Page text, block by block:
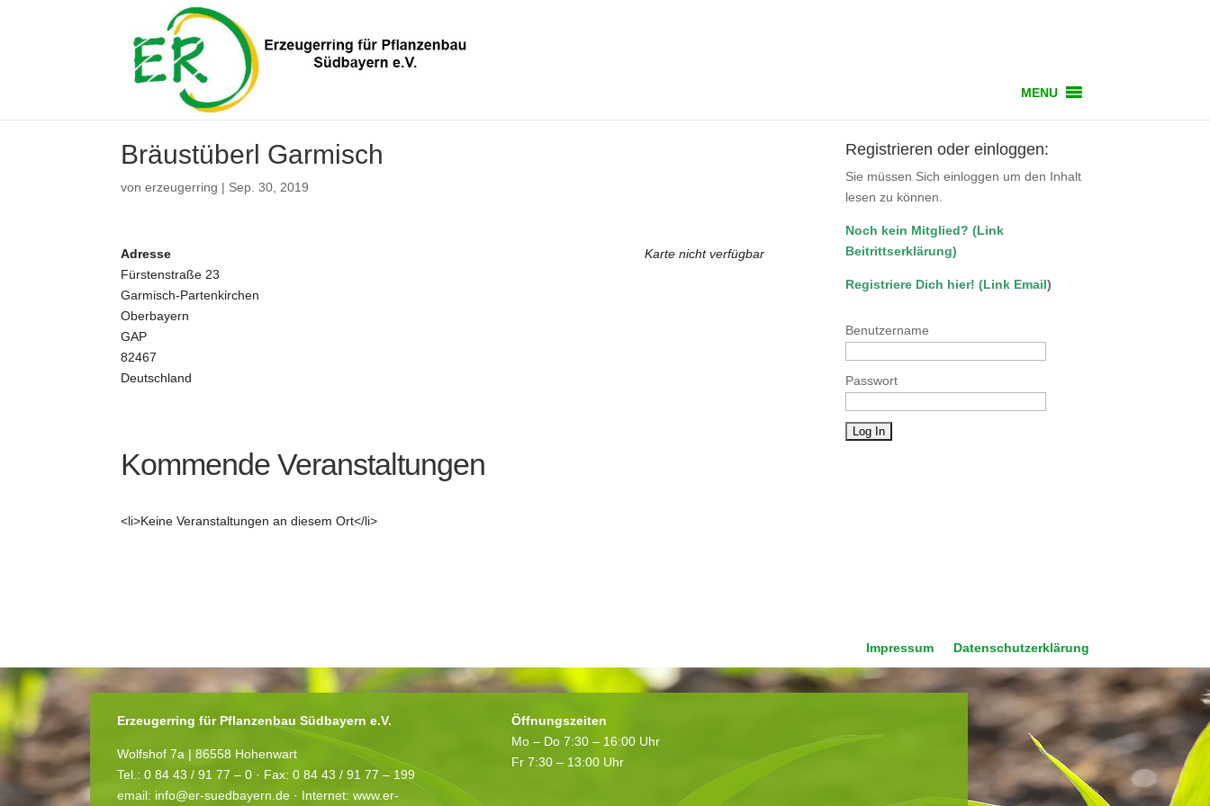
MENU
Bräustüberl Garmisch
vonerzeugerring | Sep. 30, 2019
Karte nicht verfügbar
Adresse
Fürstenstraße 23
Garmisch-Partenkirchen
Oberbayern
GAP
82467
Deutschland
Kommende Veranstaltungen
<li>Keine Veranstaltungen an diesem Ort</li>
Registrieren oder einloggen:
Sie müssen Sich einloggen um den Inhalt
lesen zu können.
Noch kein Mitglied? (Link
Beitrittserklärung)
Registriere Dich hier! (Link Email)
Benutzername
Passwort
Impressum Datenschutzerklärung
Erzeugerring für Pflanzenbau Südbayern e.V.
Wolfshof 7a | 86558 Hohenwart
Tel.: 0 84 43 / 91 77 – 0 · Fax: 0 84 43 / 91 77 – 199
email: info@er-suedbayern.de · Internet: www.er-
Öffnungszeiten
Mo – Do 7:30 – 16:00 Uhr
Fr 7:30 – 13:00 Uhr